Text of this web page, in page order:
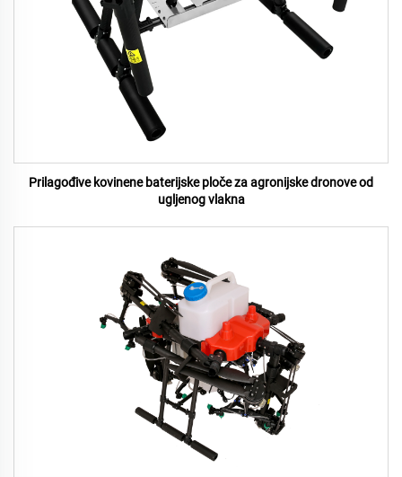
Prilagođive kovinene baterijske ploče za agronijske dronove od
ugljenog vlakna